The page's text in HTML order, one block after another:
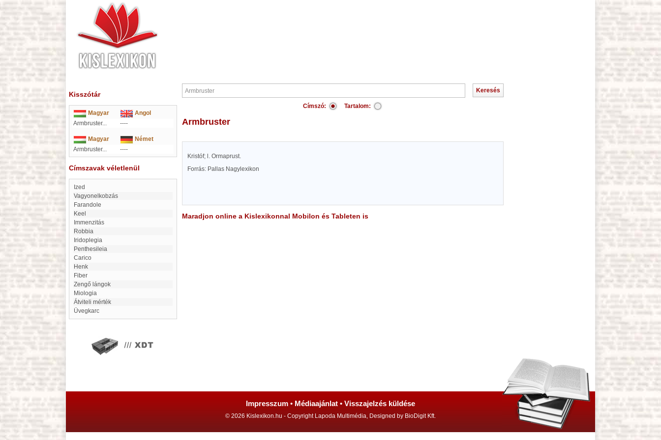
Kisszótár
Magyar
Angol
Armbruster...
----
Magyar
Német
Armbruster...
----
Címszavak véletlenül
Ized
Vagyonelkobzás
farandole
Keel
immenzitás
Robbia
Iridoplegia
Penthesileia
Carico
Henk
Fiber
Zengő lángok
Miologia
Átviteli mérték
üvegkarc
Címszó: Tartalom:
Armbruster
Kristóf; l. Ormaprust.
Forrás: Pallas Nagylexikon
Maradjon online a Kislexikonnal Mobilon és Tableten is
Impresszum • Médiaajánlat • Visszajelzés küldése
© 2026 Kislexikon.hu - Copyright Lapoda Multimédia, Designed by BioDigit Kft.